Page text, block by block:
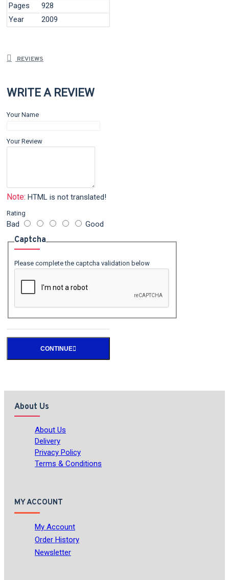
Pages
928
Year
2009
REVIEWS
WRITE A REVIEW
Your Name
Your Review
Note: HTML is not translated!
Rating
Bad Good
Captcha
Please complete the captcha validation below
CONTINUE
About Us
About Us
Delivery
Privacy Policy
Terms & Conditions
MY ACCOUNT
My Account
Order History
Newsletter